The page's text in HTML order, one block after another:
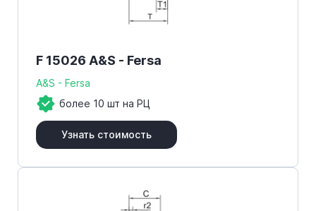
F 15026 A&S - Fersa
A&S - Fersa
более 10 шт на РЦ
Узнать стоимость